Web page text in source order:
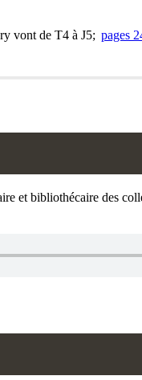
vont de T4 à J5; pages
et bibliothécaire des